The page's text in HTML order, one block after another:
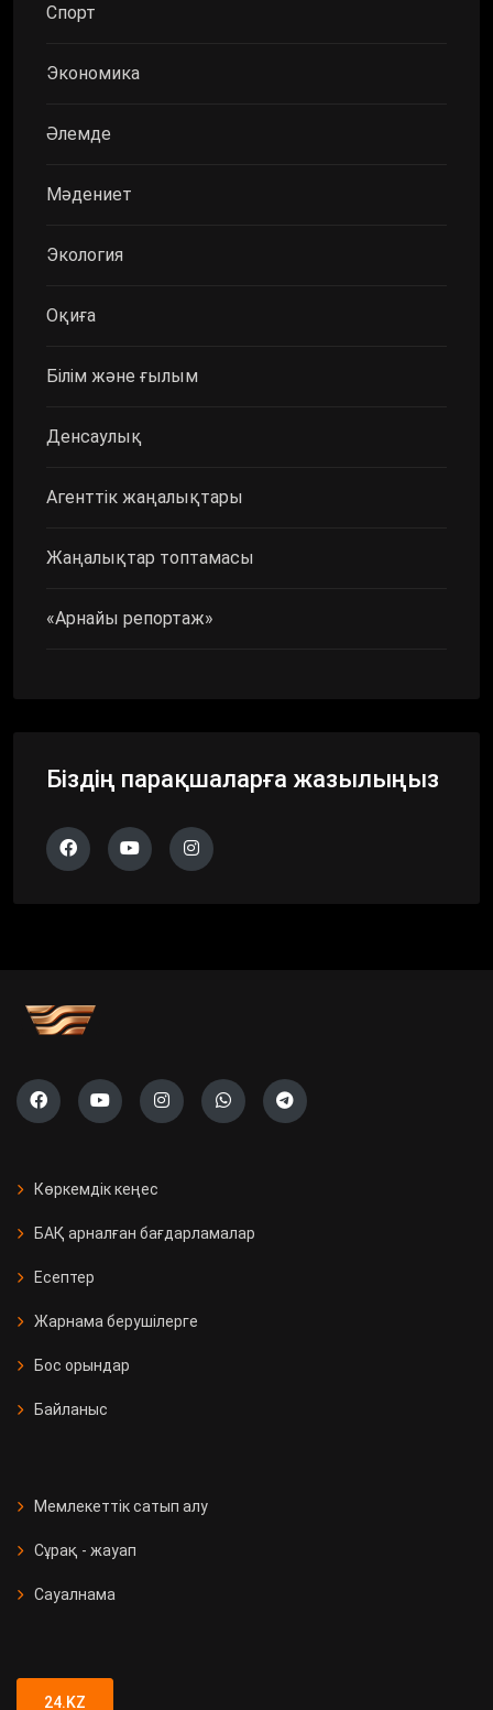
Спорт
Экономика
Әлемде
Мәдениет
Экология
Оқиға
Білім және ғылым
Денсаулық
Агенттік жаңалықтары
Жаңалықтар топтамасы
«Арнайы репортаж»
Біздің парақшаларға жазылыңыз
Көркемдік кеңес
БАҚ арналған бағдарламалар
Есептер
Жарнама берушілерге
Бос орындар
Байланыс
Мемлекеттік сатып алу
Сұрақ - жауап
Сауалнама
24.KZ